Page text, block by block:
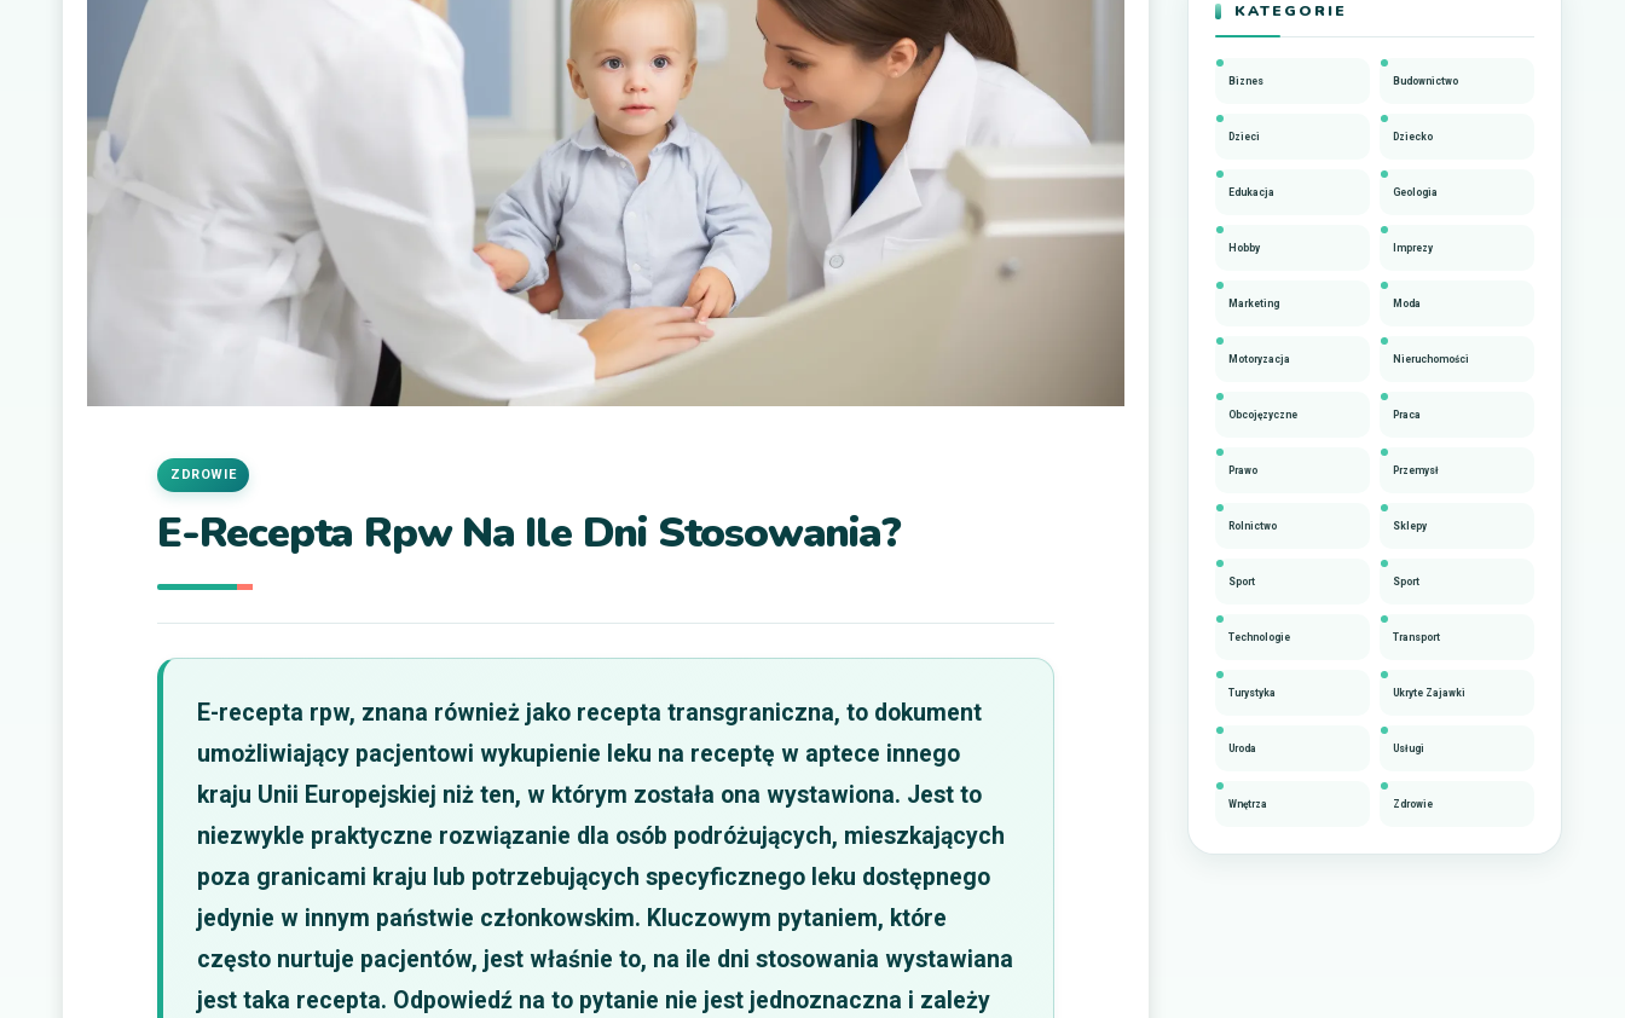
E-Recepta Rpw Na Ile Dni Stosowania?
ZDROWIE
E-recepta rpw, znana również jako recepta transgraniczna, to dokument
umożliwiający pacjentowi wykupienie leku na receptę w aptece innego
kraju Unii Europejskiej niż ten, w którym została ona wystawiona. Jest to
niezwykle praktyczne rozwiązanie dla osób podróżujących, mieszkających
poza granicami kraju lub potrzebujących specyficznego leku dostępnego
jedynie w innym państwie członkowskim. Kluczowym pytaniem, które
często nurtuje pacjentów, jest właśnie to, na ile dni stosowania wystawiana
jest taka recepta. Odpowiedź na to pytanie nie jest jednoznaczna i zależy
KATEGORIE
Biznes Budownictwo
Dzieci Dziecko
Edukacja Geologia
Hobby Imprezy
Marketing Moda
Motoryzacja Nieruchomości
Obcojęzyczne Praca
Prawo Przemysł
Rolnictwo Sklepy
Sport Sport
Technologie Transport
Turystyka Ukryte Zajawki
Uroda Usługi
Wnętrza Zdrowie